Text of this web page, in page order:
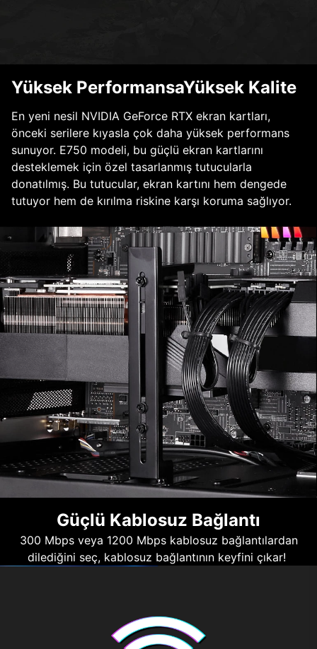
Yüksek PerformansaYüksek Kalite
En yeni nesil NVIDIA GeForce RTX ekran kartları,
önceki serilere kıyasla çok daha yüksek performans
sunuyor. E750 modeli, bu güçlü ekran kartlarını
desteklemek için özel tasarlanmış tutucularla
donatılmış. Bu tutucular, ekran kartını hem dengede
tutuyor hem de kırılma riskine karşı koruma sağlıyor.
Güçlü Kablosuz Bağlantı
300 Mbps veya 1200 Mbps kablosuz bağlantılardan
dilediğini seç, kablosuz bağlantının keyfini çıkar!